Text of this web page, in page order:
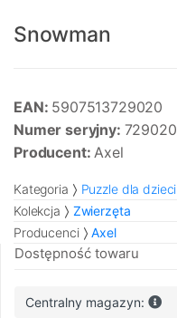
Snowman
EAN: 5907513729020
Numer seryjny: 729020
Producent:Axel
Kategoria Puzzle dla dzieci
Kolekcja
Zwierzęta
Producenci
Axel
Dostępność towaru
Centralny magazyn: